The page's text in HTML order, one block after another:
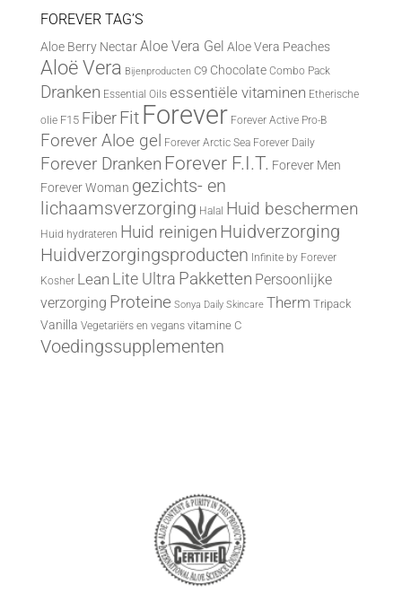
FOREVER TAG’S
Aloe Berry NectarAloe Vera Gel Aloe Vera Peaches
Aloë Vera Bijenproducten C9 Chocolate Combo Pack
Dranken Essential Oils essentiële vitaminen Etherische
olie F15 Fiber Fit Forever Forever Active Pro-B
Forever Aloe gel Forever Arctic Sea Forever Daily
Forever Dranken Forever F.I.T. Forever Men
Forever Woman gezichts- en
lichaamsverzorging Halal Huid beschermen
Huid hydrateren Huid reinigen Huidverzorging
Huidverzorgingsproducten Infinite by Forever
Kosher Lean Lite Ultra Pakketten Persoonlijke
verzorging Proteine Sonya Daily Skincare Therm Tripack
Vanilla Vegetariërs en vegans vitamine C
Voedingssupplementen